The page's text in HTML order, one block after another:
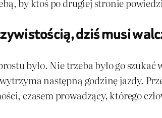
dziś musi
było. Nie trzeba było go
następną godzinę jazdy.
czasem prowadzący, którego